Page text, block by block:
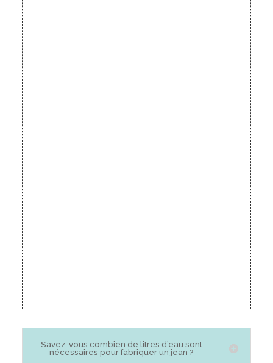
Savez-vous combien de litres d’eau sont
nécessaires pour fabriquer un jean ?